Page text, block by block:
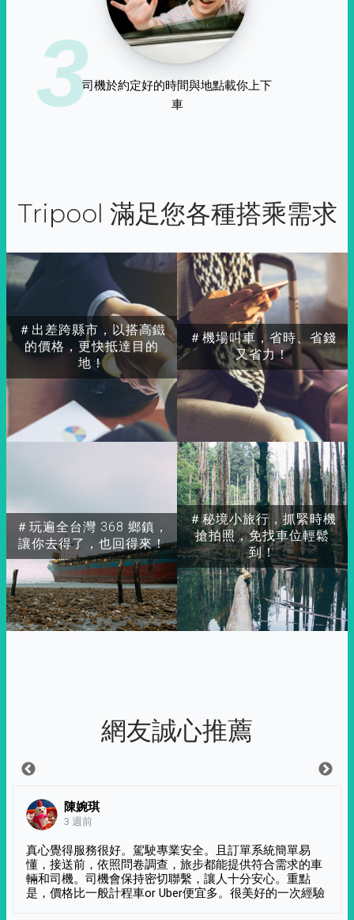
3司機於約定好的時間與地點載你上下
車
Tripool 滿足您各種搭乘需求
＃出差跨縣市，以搭高鐵
的價格，更快抵達目的
地！
＃玩遍全台灣 368 鄉鎮，
讓你去得了，也回得來！
＃秘境小旅行，抓緊時機
搶拍照，免找車位輕鬆
到！
＃機場叫車，省時、省錢
又省力！
網友誠心推薦
陳婉琪
3 週前
真心覺得服務很好。駕駛專業安全。且訂單系統簡單易
懂，接送前，依照問卷調查，旅步都能提供符合需求的車
輛和司機。司機會保持密切聯繫，讓人十分安心。重點
是，價格比一般計程車or Uber便宜多。很美好的一次經驗